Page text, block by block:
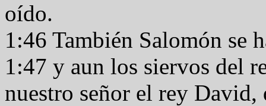
oído.
1:46 También Salomón se
1:47 y aun los siervos del
nuestro señor el rey